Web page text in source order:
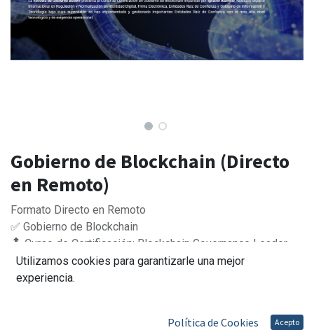
Gobierno de Blockchain (Directo
en Remoto)
Formato Directo en Remoto
✅ Gobierno de Blockchain
🔝 Curso de Certificación: Blockchain Governance Leader
💰 Importe Matricula: 995,00 €
🏅 Tasas del Examen de Certificación Incluida
Utilizamos cookies para garantizarle una mejor
experiencia.
Política de Cookies Acepto